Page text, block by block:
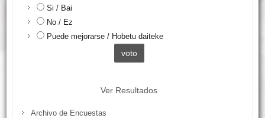
Si / Bai
No / Ez
Puede mejorarse / Hobetu daiteke
Ver Resultados
Archivo de Encuestas